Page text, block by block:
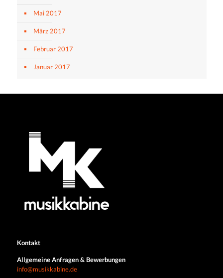
Mai 2017
März 2017
Februar 2017
Januar 2017
Kontakt
Allgemeine Anfragen & Bewerbungen
info@musikkabine.de